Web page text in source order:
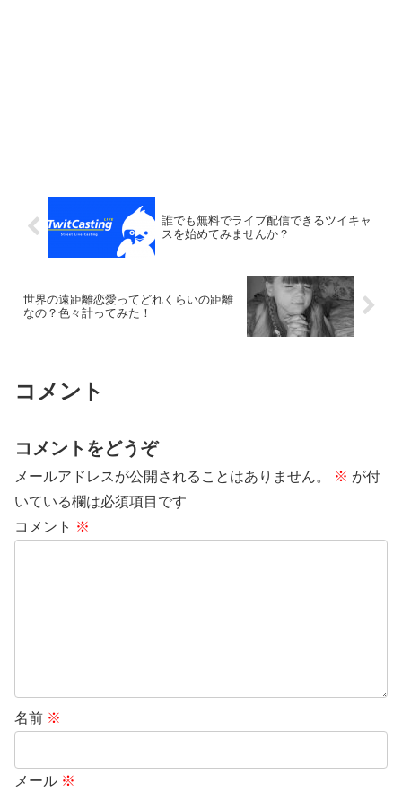
誰でも無料でライブ配信できるツイキャ
スを始めてみませんか？
世界の遠距離恋愛ってどれくらいの距離
なの？色々計ってみた！
コメント
コメントをどうぞ
メールアドレスが公開されることはありません。 ※ が付
いている欄は必須項目です
コメント ※
名前 ※
メール ※